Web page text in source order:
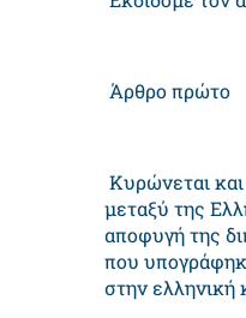
Άρθρο πρώτο
Κυρώνεται
μεταξύ της
αποφυγή της
που
στην ελληνική